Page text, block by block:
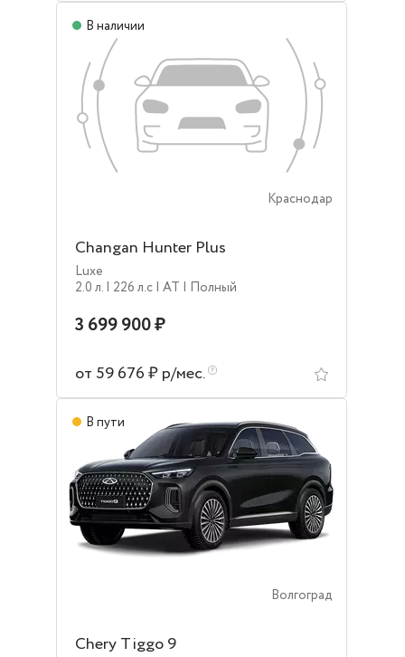
В наличии
Краснодар
Changan Hunter Plus
Luxe
2.0 л. | 226 л.c | AT | Полный
3 699 900 ₽
от 59 676 ₽ р/мес.
В пути
Волгоград
Chery Tiggo 9